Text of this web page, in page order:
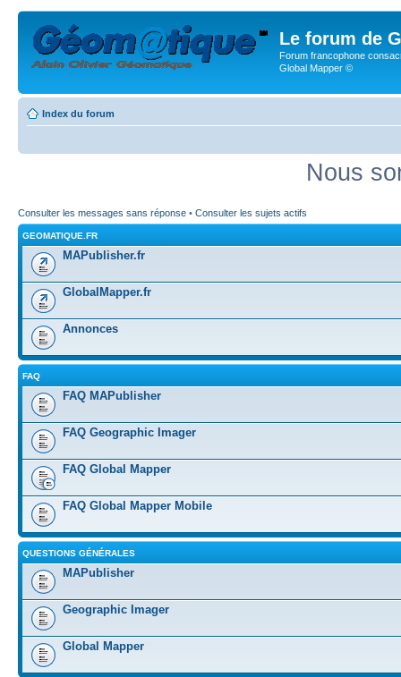
Le forum de
Forum francophone
Global Mapper ©
Index du forum
Nous
Consulter les messages sans réponse • Consulter les sujets actifs
GEOMATIQUE.FR
MAPublisher.fr
GlobalMapper.fr
Annonces
FAQ
FAQ MAPublisher
FAQ Geographic Imager
FAQ Global Mapper
FAQ Global Mapper Mobile
QUESTIONS GÉNÉRALES
MAPublisher
Geographic Imager
Global Mapper